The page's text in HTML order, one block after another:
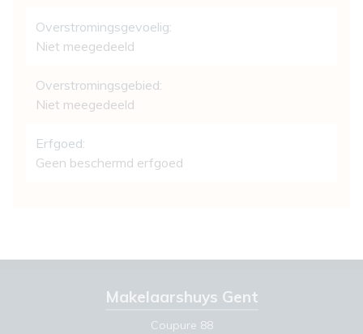
Overstromingsgevoelig:
Niet meegedeeld
Overstromingsgebied:
Niet meegedeeld
Erfgoed:
Geen beschermd erfgoed
Makelaarshuys Gent
Coupure 88